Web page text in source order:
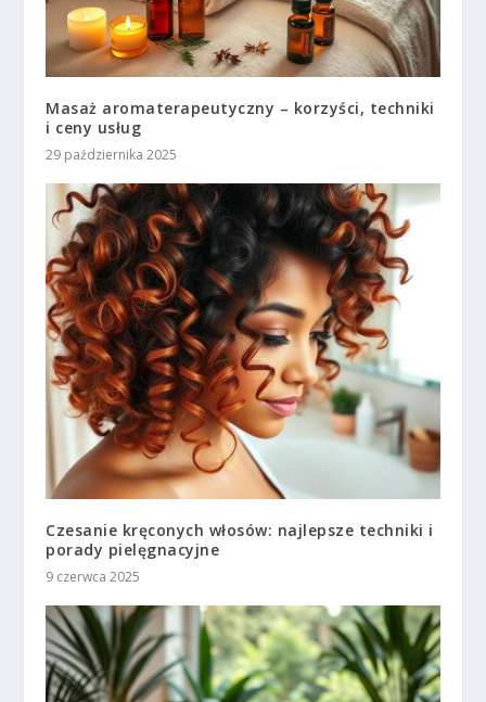
Masaż aromaterapeutyczny – korzyści, techniki
i ceny usług
29 października 2025
Czesanie kręconych włosów: najlepsze techniki i
porady pielęgnacyjne
9 czerwca 2025